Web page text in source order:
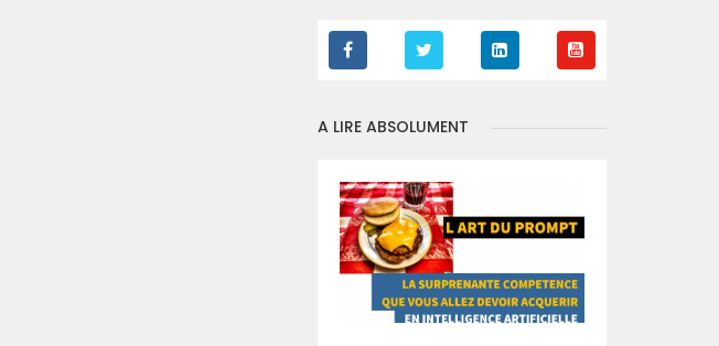
A LIRE ABSOLUMENT